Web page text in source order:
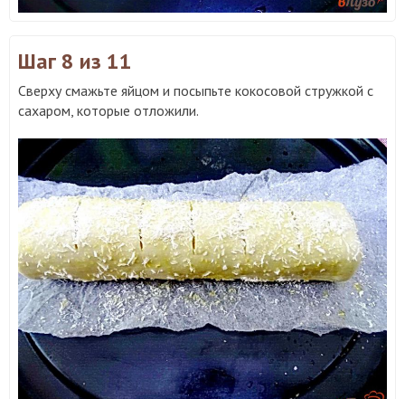
Шаг 8 из 11
Сверху смажьте яйцом и посыпьте кокосовой стружкой с
сахаром, которые отложили.